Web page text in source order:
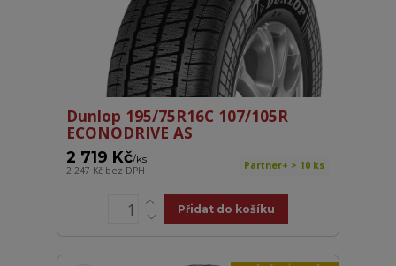
Dunlop 195/75R16C 107/105R
ECONODRIVE AS
2 719 Kč/ks
2 247 Kč bez DPH Partner+ > 10 ks
Přidat do košíku